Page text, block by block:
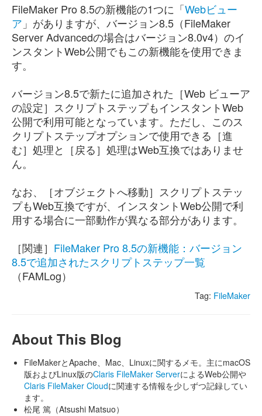
FileMaker Pro 8.5の新機能の1つに「Webビュー
ア 」がありますが、バージョン8.5（FileMaker
Server Advancedの場合はバージョン8.0v4）のイ
ンスタントWeb公開でもこの新機能を使用できま
す。
バージョン8.5で新たに追加された［Web ビューア
の設定］スクリプトステップもインスタントWeb
公開で利用可能となっています。ただし、このス
クリプトステップオプションで使用できる［進
む］処理と［戻る］処理はWeb互換ではありませ
ん。
なお、［オブジェクトへ移動］スクリプトステッ
プもWeb互換ですが、インスタントWeb公開で利
用する場合に一部動作が異なる部分があります。
［関連］ FileMaker Pro 8.5の新機能：バージョン
8.5で追加されたスクリプトステップ一覧
（FAMLog）
Tag: FileMaker
About This Blog
FileMakerとApache、Mac、Linuxに関するメモ。主にmacOS
版およびLinux版のClaris FileMaker ServerによるWeb公開や
Claris FileMaker Cloudに関連する情報を少しずつ記録してい
ます。
松尾 篤（Atsushi Matsuo）